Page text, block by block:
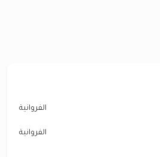
الفروانية
الفروانية